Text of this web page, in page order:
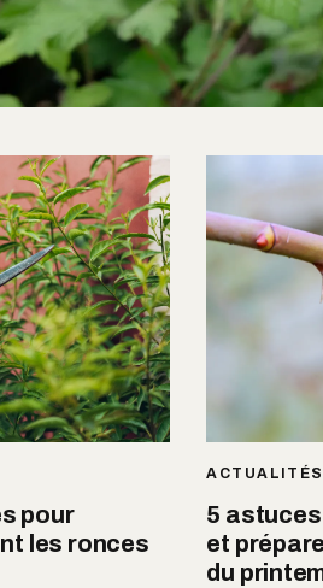
pour
les ronces
ACTUALITÉS
5
et
du